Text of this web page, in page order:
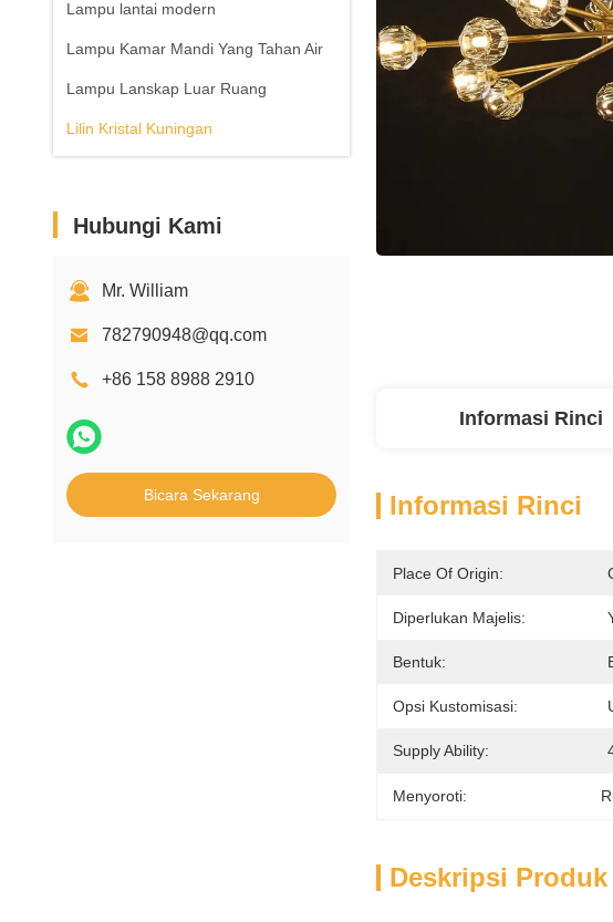
Lampu lantai modern
Lampu Kamar Mandi Yang Tahan Air
Lampu Lanskap Luar Ruang
Lilin Kristal Kuningan
Hubungi Kami
Mr. William
782790948@qq.com
+86 158 8988 2910
Bicara Sekarang
Informasi Rinci
Informasi Rinci
Place Of Origin:
Diperlukan Majelis:
Bentuk:
Opsi Kustomisasi:
Supply Ability:
Menyoroti:
Deskripsi Produk